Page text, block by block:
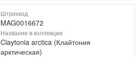
Штрихкод
MAG0016672
Название в коллекции
Claytonia arctica (Клайтония
арктическая)